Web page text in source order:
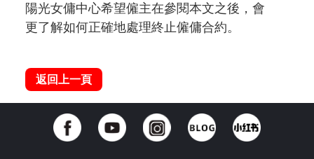
陽光女傭中心希望僱主在參閱本文之後，會
更了解如何正確地處理終止僱傭合約。
返回上一頁